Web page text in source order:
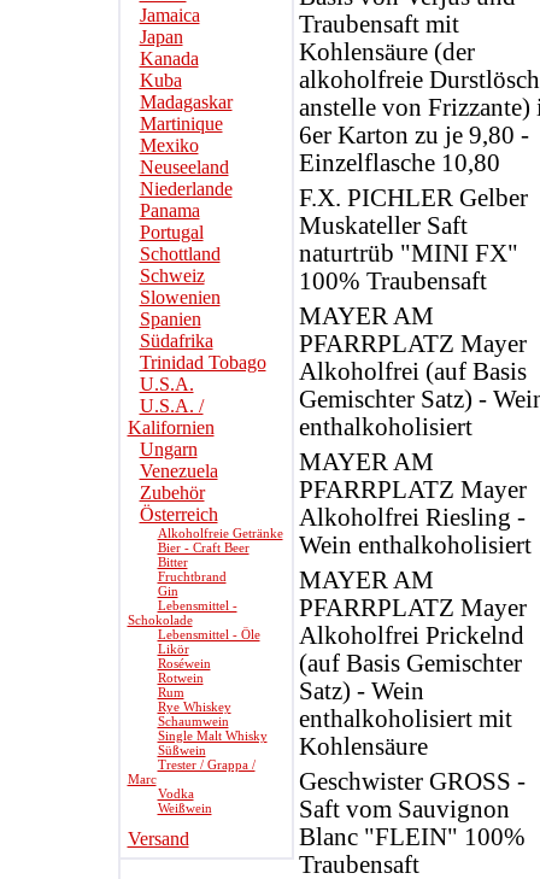
Jamaica
Japan
Kanada
Kuba
Madagaskar
Martinique
Mexiko
Neuseeland
Niederlande
Panama
Portugal
Schottland
Schweiz
Slowenien
Spanien
Südafrika
Trinidad Tobago
U.S.A.
U.S.A. /
Kalifornien
Ungarn
Venezuela
Zubehör
Österreich
Alkoholfreie Getränke
Bier - Craft Beer
Bitter
Fruchtbrand
Gin
Lebensmittel -
Schokolade
Lebensmittel - Öle
Likör
Roséwein
Rotwein
Rum
Rye Whiskey
Schaumwein
Single Malt Whisky
Süßwein
Trester / Grappa /
Marc
Vodka
Weißwein
Versand
Traubensaft mit
Kohlensäure (der
alkoholfreie
anstelle von Frizzante)
6er Karton zu je 9,80 -
Einzelflasche 10,80
F.X. PICHLER Gelber
Muskateller Saft
naturtrüb "MINI FX"
100% Traubensaft
MAYER AM
PFARRPLATZ Mayer
Alkoholfrei (auf Basis
Gemischter Satz) -
enthalkoholisiert
MAYER AM
PFARRPLATZ Mayer
Alkoholfrei Riesling -
Wein enthalkoholisiert
MAYER AM
PFARRPLATZ Mayer
Alkoholfrei Prickelnd
(auf Basis Gemischter
Satz) - Wein
enthalkoholisiert mit
Kohlensäure
Geschwister GROSS -
Saft vom Sauvignon
Blanc "FLEIN" 100%
Traubensaft